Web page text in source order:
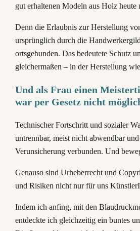
gut erhaltenen Modeln aus Holz heute
Denn die Erlaubnis zur Herstellung
ursprünglich durch die
ortsgebunden. Das bedeutete Schutz
gleichermaßen – in der Herstellung
Und als Frau einen
war per Gesetz nicht
Technischer Fortschritt und sozialer
untrennbar, meist nicht abwendbar
Verunsicherung verbunden. Und
Genauso sind Urheberrecht und
und Risiken nicht nur für uns
Indem ich anfing, mit den
entdeckte ich gleichzeitig ein buntes